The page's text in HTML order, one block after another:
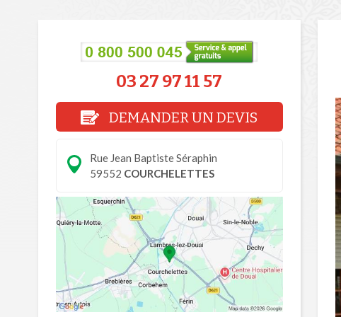
03 27 97 11 57
DEMANDER UN DEVIS
Rue Jean Baptiste Séraphin
59552 COURCHELETTES